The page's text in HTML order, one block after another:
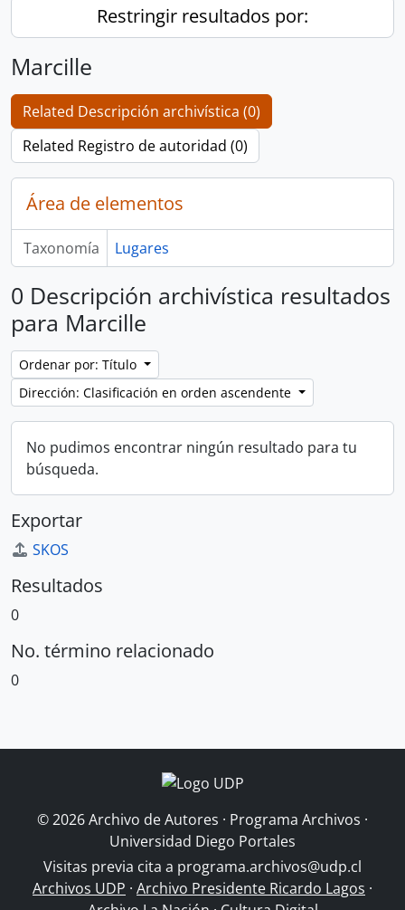
Restringir resultados por:
Marcille
Related Descripción archivística (0)
Related Registro de autoridad (0)
Área de elementos
Taxonomía Lugares
0 Descripción archivística resultados
para Marcille
Ordenar por: Título
Dirección: Clasificación en orden ascendente
No pudimos encontrar ningún resultado para tu
búsqueda.
Exportar
SKOS
Resultados
0
No. término relacionado
0
© 2026 Archivo de Autores · Programa Archivos ·
Universidad Diego Portales
Visitas previa cita a programa.archivos@udp.cl
Archivos UDP · Archivo Presidente Ricardo Lagos ·